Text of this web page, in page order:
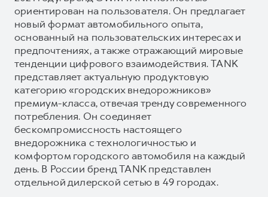
ориентирован на пользователя. Он предлагает
новый формат автомобильного опыта,
основанный на пользовательских интересах и
предпочтениях, а также отражающий мировые
тенденции цифрового взаимодействия. TANK
представляет актуальную продуктовую
категорию «городских внедорожников»
премиум-класса, отвечая тренду современного
потребления. Он соединяет
бескомпромиссность настоящего
внедорожника с технологичностью и
комфортом городского автомобиля на каждый
день. В России бренд TANK представлен
отдельной дилерской сетью в 49 городах.